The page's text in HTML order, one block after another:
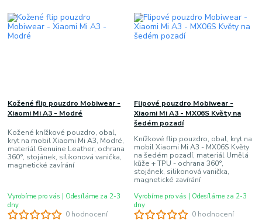
0 hodnocení
Kožené flip pouzdro Mobiwear -
Xiaomi Mi A3 - Modré
Kožené knížkové pouzdro, obal,
kryt na mobil Xiaomi Mi A3, Modré,
materiál Genuine Leather, ochrana
360°, stojánek, silikonová vanička,
magnetické zavírání
Vyrobíme pro vás | Odesíláme za 2-3
dny
0 hodnocení
Flipové pouzdro Mobiwear -
Xiaomi Mi A3 - MX06S Květy na
šedém pozadí
Knížkové flip pouzdro, obal, kryt na
mobil Xiaomi Mi A3 - MX06S Květy
na šedém pozadí, materiál Umělá
kůže + TPU - ochrana 360°,
stojánek, silikonová vanička,
magnetické zavírání
Vyrobíme pro vás | Odesíláme za 2-3
dny